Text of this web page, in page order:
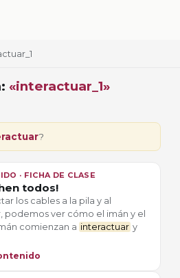
«interactuar_1»
?
· FICHA DE CLASE
todos!
los cables a la pila y al
podemos ver cómo el imán y el
comienzan a interactuar y